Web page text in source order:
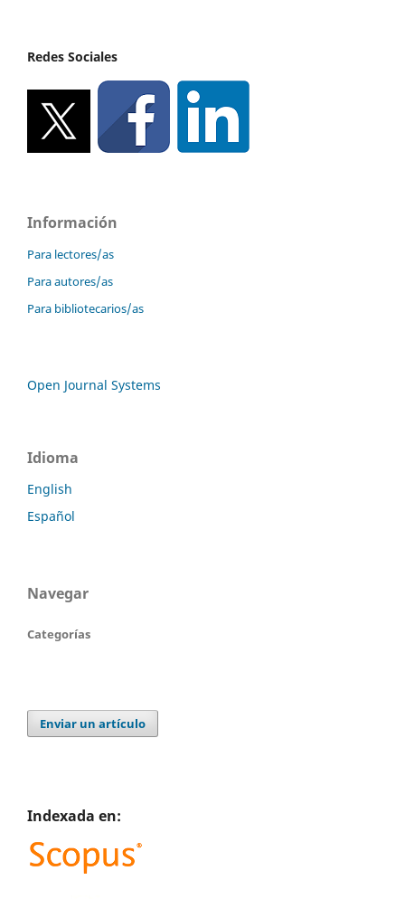
Redes Sociales
Información
Para lectores/as
Para autores/as
Para bibliotecarios/as
Open Journal Systems
Idioma
English
Español
Navegar
Categorías
Enviar un artículo
Indexada en: